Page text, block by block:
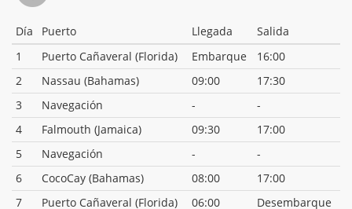
Día Puerto Llegada
Salida
1
Puerto Cañaveral (Florida) Embarque
16:00
2
Nassau (Bahamas) 09:00
17:30
3
Navegación -
-
4
Falmouth (Jamaica) 09:30
17:00
5
Navegación -
-
6
CocoCay (Bahamas) 08:00
17:00
7
Puerto Cañaveral (Florida) 06:00 Desembarque